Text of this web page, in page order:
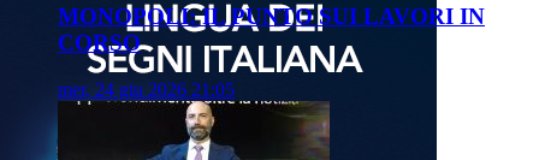
MONOPOLI: IL PUNTO SUI LAVORI IN
CORSO
mer, 24 giu 2026 21:05